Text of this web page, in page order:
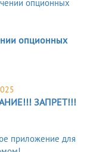
опционных
ЗАПРЕТ!!!